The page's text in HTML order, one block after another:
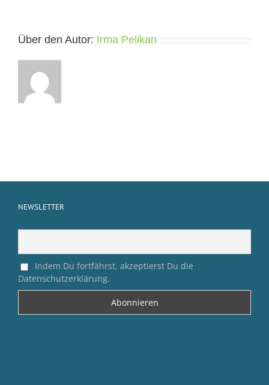
Über den Autor: Irma Pelikan
NEWSLETTER
Indem Du fortfährst, akzeptierst Du die
Datenschutzerklärung.